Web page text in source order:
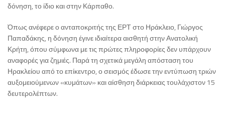
δόνηση, το ίδιο και στην Κάρπαθο.
Όπως ανέφερε ο ανταποκριτής της ΕΡΤ στο Ηράκλειο, Γιώργος
Παπαδάκης, η δόνηση έγινε ιδιαίτερα αισθητή στην Ανατολική
Κρήτη, όπου σύμφωνα με τις πρώτες πληροφορίες δεν υπάρχουν
αναφορές για ζημιές. Παρά τη σχετικά μεγάλη απόσταση του
Ηρακλείου από το επίκεντρο, ο σεισμός έδωσε την εντύπωση τριών
αυξομειούμενων «κυμάτων» και αίσθηση διάρκειας τουλάχιστον 15
δευτερολέπτων.